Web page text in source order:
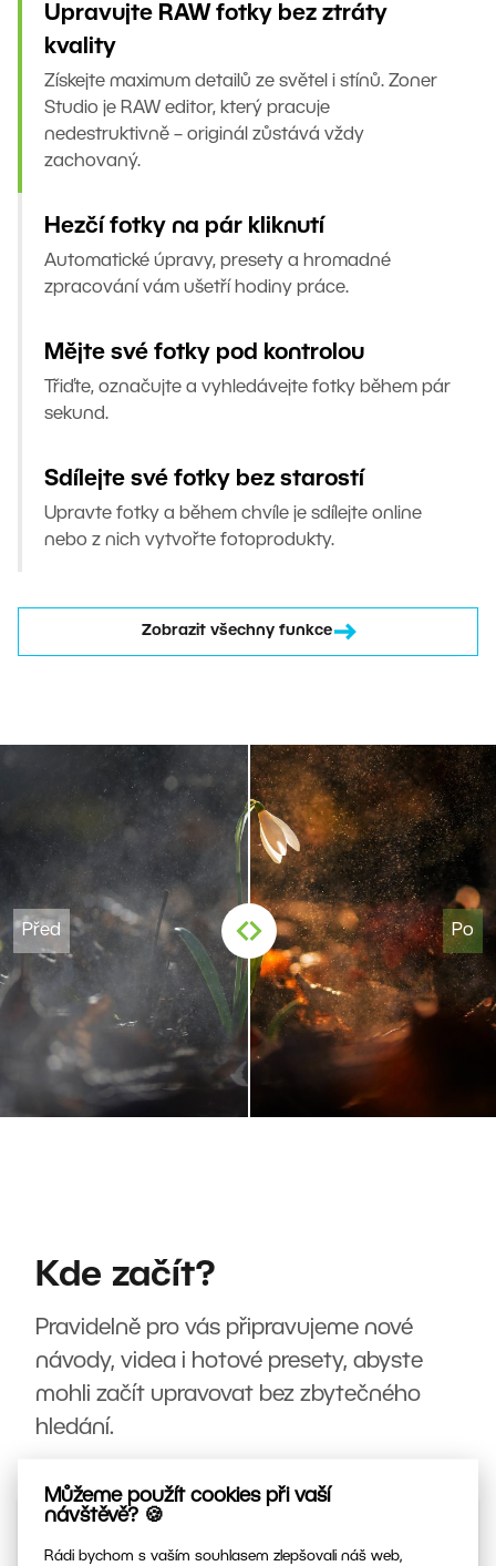
Můžeme použít cookies při vaší
návštěvě? 🍪
Rádi bychom s vaším souhlasem zlepšovali náš web,
Upravujte RAW fotky bez ztráty
kvality
Získejte maximum detailů ze světel i stínů. Zoner
Studio je RAW editor, který pracuje
nedestruktivně – originál zůstává vždy
zachovaný.
Hezčí fotky na pár kliknutí
Automatické úpravy, presety a hromadné
zpracování vám ušetří hodiny práce.
Mějte své fotky pod kontrolou
Třiďte, označujte a vyhledávejte fotky během pár
sekund.
Sdílejte své fotky bez starostí
Upravte fotky a během chvíle je sdílejte online
nebo z nich vytvořte fotoprodukty.
Zobrazit všechny funkce
Kde začít?
Pravidelně pro vás připravujeme nové
návody, videa i hotové presety, abyste
mohli začít upravovat bez zbytečného
hledání.